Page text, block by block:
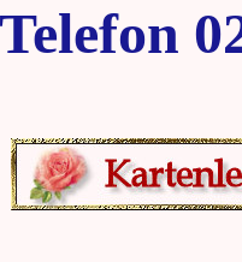
Telefon